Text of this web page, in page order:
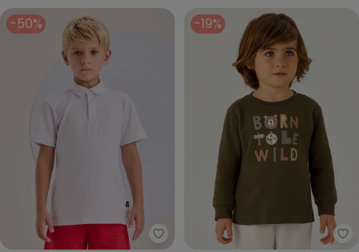
-50%
Youccie - Camisa Polo Básica
-19%